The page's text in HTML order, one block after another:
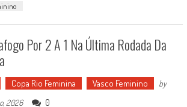
Por 2 A 1 Na Última Rodada Da
Copa Rio Feminina Vasco Feminino
by
2026 0